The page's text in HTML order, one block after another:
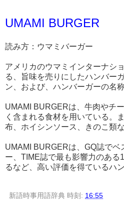
UMAMI BURGER
読み方：ウマミバーガー
アメリカのウマミインターナシ
る、旨味を売りにしたハンバー
ン、および、ハンバーガーの名称
UMAMI BURGERは、牛肉やチ
く含まれる食材を用いている。
布、ホイシンソース、きのこ類
UMAMI BURGERは、GQ誌でベ
ー、TIME誌で最も影響力のある
るなど、高い評価を得ているハ
新語時事用語辞典 時刻: 16:55